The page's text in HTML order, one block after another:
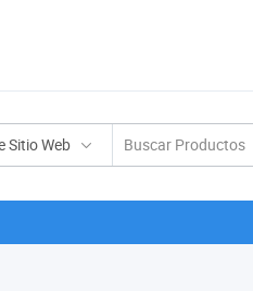
Sitio Web